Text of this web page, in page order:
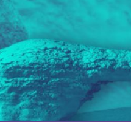
100% estatal